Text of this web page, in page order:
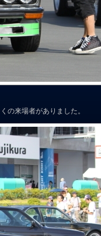
の来場者がありました。